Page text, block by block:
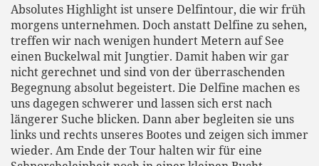
Absolutes Highlight ist unsere Delfintour, die wir früh
morgens unternehmen. Doch anstatt Delfine zu sehen,
treffen wir nach wenigen hundert Metern auf See
einen Buckelwal mit Jungtier. Damit haben wir gar
nicht gerechnet und sind von der überraschenden
Begegnung absolut begeistert. Die Delfine machen es
uns dagegen schwerer und lassen sich erst nach
längerer Suche blicken. Dann aber begleiten sie uns
links und rechts unseres Bootes und zeigen sich immer
wieder. Am Ende der Tour halten wir für eine